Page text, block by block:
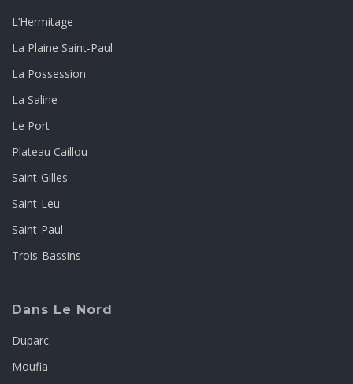
L’Hermitage
La Plaine Saint-Paul
La Possession
La Saline
Le Port
Plateau Caillou
Saint-Gilles
Saint-Leu
Saint-Paul
Trois-Bassins
Dans Le Nord
Duparc
Moufia